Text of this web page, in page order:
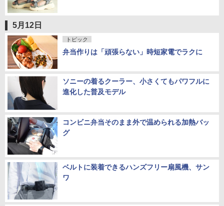
5月12日
トピック
弁当作りは「頑張らない」時短家電でラクに
ソニーの着るクーラー、小さくてもパワフルに
進化した普及モデル
コンビニ弁当そのまま外で温められる加熱バッ
グ
ベルトに装着できるハンズフリー扇風機、サン
ワ